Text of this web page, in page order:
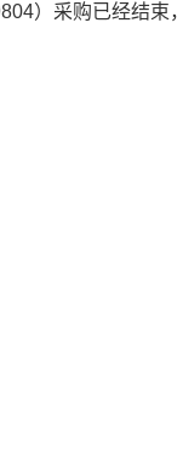
）采购已经结束